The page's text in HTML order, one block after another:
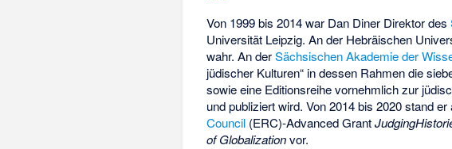
Von 1999 bis 2014 war Dan Diner Direktor des
Universität Leipzig. An der Hebräischen
wahr. An derSächsischen Akademie der
jüdischer Kulturen“ in dessen Rahmen die
sowie eine Editionsreihe vornehmlich zur
und publiziert wird. Von 2014 bis 2020 stand
Council (ERC)-Advanced Grant
of Globalizationvor.